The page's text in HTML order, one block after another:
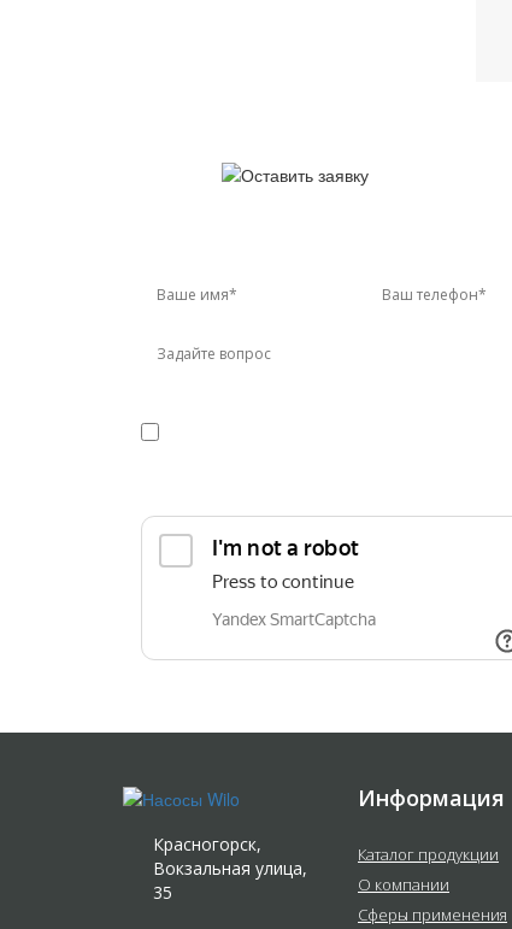
Красногорск,
Вокзальная улица,
35
Информация
Каталог продукции
О компании
Сферы применения